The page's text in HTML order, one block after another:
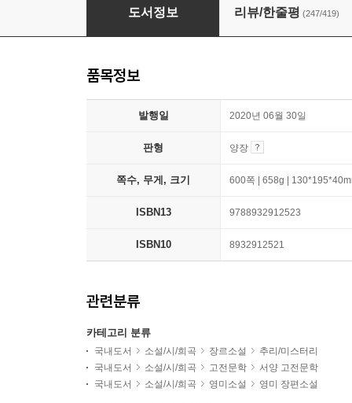
기나긴 이별
도서정보 리뷰/한줄평 (247/419)
품목정보
발행일 2020년 06월 30일
판형 양장
쪽수, 무게, 크기 600쪽 | 658g |
ISBN13 9788932912523
ISBN10 8932912521
관련분류
카테고리 분류
국내도서 소설/시/희곡 장르소설
추리/미스터리
국내도서
소설/시/희곡 고전문학
서양 고전문학
국내도서
소설/시/희곡 영미소설 영미 장편소설